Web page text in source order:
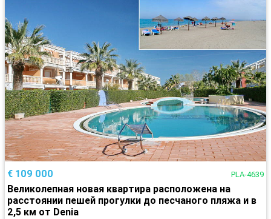
€ 109 000 PLA-4639
Великолепная новая квартира расположена на
расстоянии пешей прогулки до песчаного пляжа и в
2,5 км от Denia